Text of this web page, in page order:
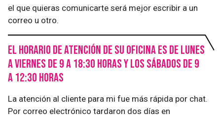
el que quieras comunicarte será mejor escribir a un
correo u otro.
El horario de atención de su oficina es de lunes
a viernes de 9 a 18:30 horas y los sábados de 9
a 12:30 horas
La atención al cliente para mi fue más rápida por chat.
Por correo electrónico tardaron dos días en